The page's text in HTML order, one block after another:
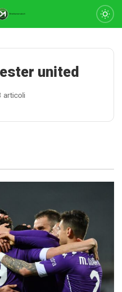
united
articoli